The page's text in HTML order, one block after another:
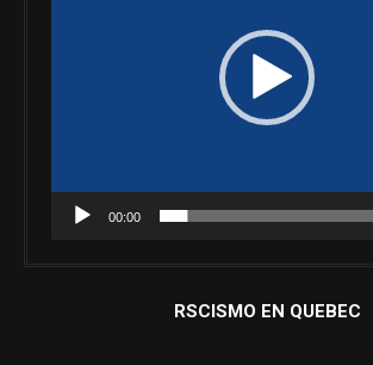
00:00
RSCISMO EN QUEBEC